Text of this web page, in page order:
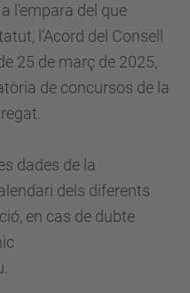
l'empara del que
l’Acord del Consell
25 de març de 2025,
de concursos de la
dades de la
dels diferents
en cas de dubte